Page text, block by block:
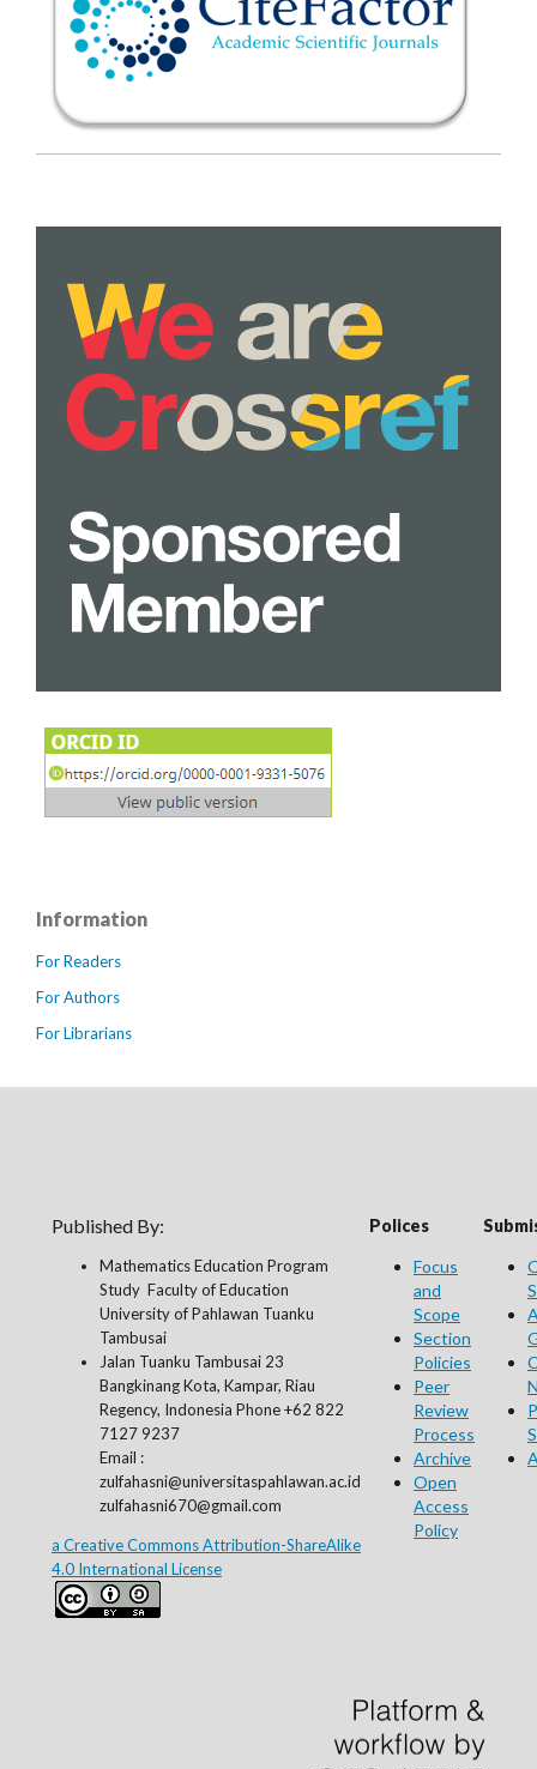
Information
For Readers
For Authors
For Librarians
Published By:
Mathematics Education Program
Study Faculty of Education
University of Pahlawan Tuanku
Tambusai
Jalan Tuanku Tambusai 23
Bangkinang Kota, Kampar, Riau
Regency, Indonesia Phone +62 822
7127 9237
Email :
zulfahasni@universitaspahlawan.ac.id
zulfahasni670@gmail.com
a Creative Commons Attribution-ShareAlike
4.0 International License
Polices
Focus
and
Scope
Section
Policies
Peer
Review
Process
Archive
Open
Access
Policy